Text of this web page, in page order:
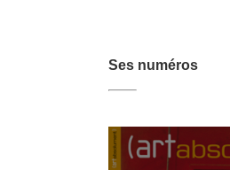
Ses numéros